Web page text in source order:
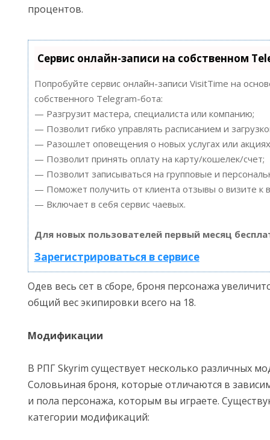
процентов.
Сервис онлайн-записи на собственном
Попробуйте сервис онлайн-записи VisitTime на
собственного Telegram-бота:
— Разгрузит мастера, специалиста или компанию;
— Позволит гибко управлять расписанием и
— Разошлет оповещения о новых услугах или
— Позволит принять оплату на карту/кошелек/счет;
— Позволит записываться на групповые и
— Поможет получить от клиента отзывы о визите к
— Включает в себя сервис чаевых.
Для новых пользователей первый месяц
Зарегистрироваться в сервисе
Одев весь сет в сборе, броня персонажа
общий вес экипировки всего на 18.
Модификации
В РПГ Skyrim существует несколько различных
Соловьиная броня, которые отличаются в
и пола персонажа, которым вы играете.
категории модификаций: